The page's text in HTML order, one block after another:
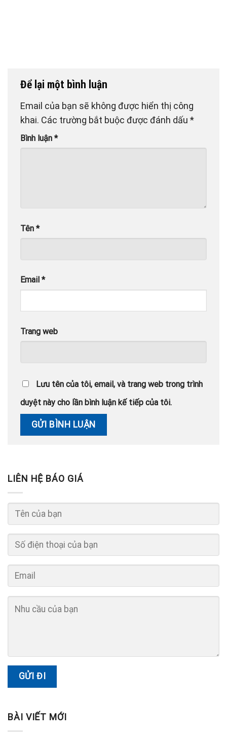
Để lại một bình luận
Email của bạn sẽ không được hiển thị công
khai. Các trường bắt buộc được đánh dấu *
Bình luận *
Tên *
Email *
Trang web
Lưu tên của tôi, email, và trang web trong trình
duyệt này cho lần bình luận kế tiếp của tôi.
LIÊN HỆ BÁO GIÁ
BÀI VIẾT MỚI